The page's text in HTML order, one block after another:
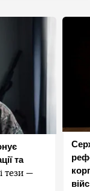
та
тези —